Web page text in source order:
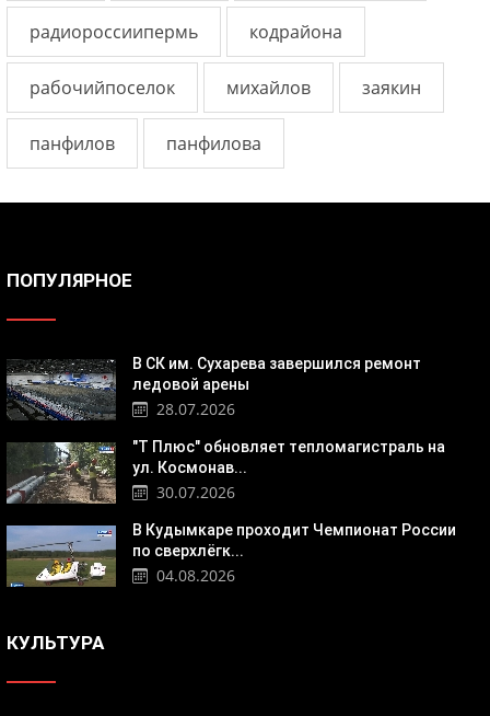
радиороссиипермь кодрайона
рабочийпоселок михайлов заякин
панфилов панфилова
ПОПУЛЯРНОЕ
В СК им. Сухарева завершился ремонт
ледовой арены
28.07.2026
"Т Плюс" обновляет тепломагистраль на
ул. Космонав...
30.07.2026
В Кудымкаре проходит Чемпионат России
по сверхлёгк...
04.08.2026
КУЛЬТУРА